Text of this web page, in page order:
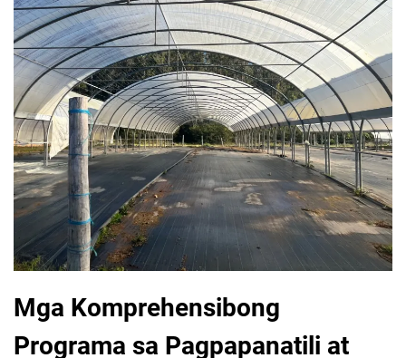
Mga Komprehensibong
Programa sa Pagpapanatili at